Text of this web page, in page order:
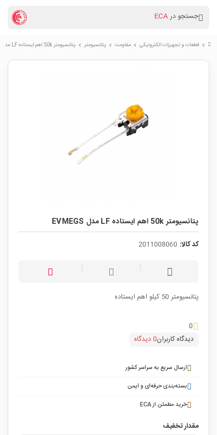
جستجو درECA
chevron_right قطعات و تجهیزات الکترونیکی chevron_right مقاومت chevron_right پتانسیومتر chevron_right پتانسیومتر 50k اهم ایستاده LF مدل EVMEGS
پتانسیومتر 50k اهم ایستاده LF مدل EVMEGS
کد کالا: 2011008060
پتانسیومتر 50 کیلو اهم ایستاده
0
دیدگاه کاربران0 دیدگاه
ارسال سریع به سراسر کشور
بسته‌بندی حرفه‌ای و ایمن
خرید مطمئن از ECA
مقدار تخفیف